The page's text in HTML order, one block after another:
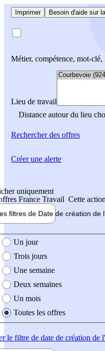
Imprimer Besoin d'aide sur
Métier, compétence, mot-
Lieu de travail
Distance autour du lieu
Rechercherdes offres
uniquement
France Travail Cette
filtres de Date de création de
création de l'offre
Un jour
Trois jours
Une semaine
Deux semaines
Un mois
Toutes les offres
le filtre de date de création de
Créer une alerte